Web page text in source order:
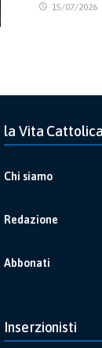
15/07/2026
la Vita
Chi siamo
Redazione
Abbonati
Inserzionisti